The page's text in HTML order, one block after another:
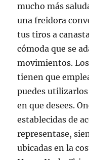
mucho más
una freidora
tus tiros a
cómoda que se
movimientos.
tienen que
puedes
en que desees.
establecidas de
representase,
ubicadas en la